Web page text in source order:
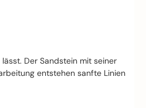
Der Sandstein mit seiner
entstehen sanfte Linien